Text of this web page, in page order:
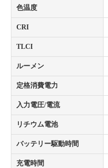
色温度
CRI
TLCI
ルーメン
定格消費電力
入力電圧/電流
リチウム電池
バッテリー駆動時間
充電時間